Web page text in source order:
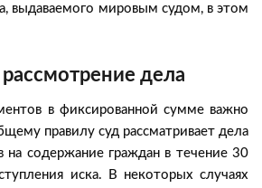
выдаваемого мировым судом, в этом
дела
в фиксированной сумме важно
правилу суд рассматривает дела
на содержание граждан в течение 30
иска. В некоторых случаях